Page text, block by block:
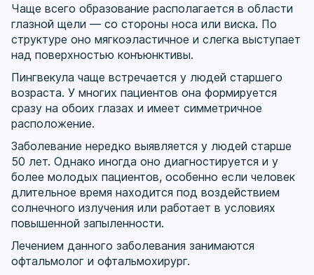
Чаще всего образование располагается в области
глазной щели — со стороны носа или виска. По
структуре оно мягкоэластичное и слегка выступает
над поверхностью конъюнктивы.
Пингвекула чаще встречается у людей старшего
возраста. У многих пациентов она формируется
сразу на обоих глазах и имеет симметричное
расположение.
Заболевание нередко выявляется у людей старше
50 лет. Однако иногда оно диагностируется и у
более молодых пациентов, особенно если человек
длительное время находится под воздействием
солнечного излучения или работает в условиях
повышенной запыленности.
Лечением данного заболевания занимаются
офтальмолог и офтальмохирург.